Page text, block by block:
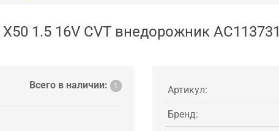
1.5 16V CVT внедорожник AC113731
Всего в наличии: 1 Артикул:
Бренд: